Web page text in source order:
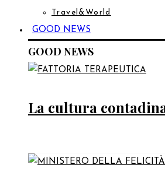
Travel&World
GOOD NEWS
GOOD NEWS
La cultura